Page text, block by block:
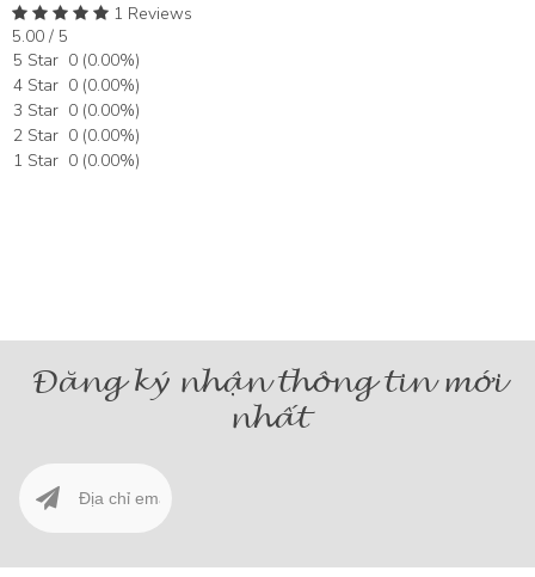
1 Reviews
5.00 / 5
5 Star 0 (0.00%)
4 Star 0 (0.00%)
3 Star 0 (0.00%)
2 Star 0 (0.00%)
1 Star 0 (0.00%)
Đăng ký nhận thông tin mới
nhất